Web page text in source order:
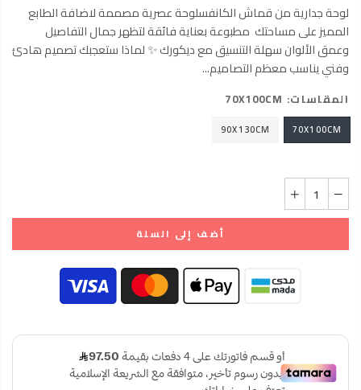
لوحة جدارية من قماش الكانفسلوحة عصرية مصممة لاضافة الطابع
المميز على مساحتك مطبوعة بعناية فائقة لتظهر جمال التفاصيل
وعمق الألوان سهلة التنسيق مع ديكورك ✨ لماذا ستعجبك تصميم هادئ
وفني يناسب معظم التصاميم...
المقاسات: 70X100CM
70X100CM
90X130CM
أضف إلى السلة